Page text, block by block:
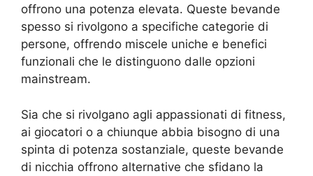
offrono una potenza elevata. Queste bevande
spesso si rivolgono a specifiche categorie di
persone, offrendo miscele uniche e benefici
funzionali che le distinguono dalle opzioni
mainstream.
Sia che si rivolgano agli appassionati di fitness,
ai giocatori o a chiunque abbia bisogno di una
spinta di potenza sostanziale, queste bevande
di nicchia offrono alternative che sfidano la